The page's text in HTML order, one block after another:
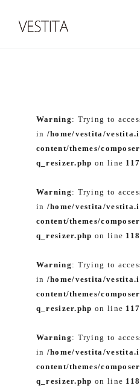
Warning : Trying to
in /home/vestita/
content/themes/
q_resizer.php on line 117
Warning : Trying to
in /home/vestita/
content/themes/
q_resizer.php on line 118
Warning : Trying to
in /home/vestita/
content/themes/
q_resizer.php on line 117
Warning : Trying to
in /home/vestita/
content/themes/
q_resizer.php on line 118